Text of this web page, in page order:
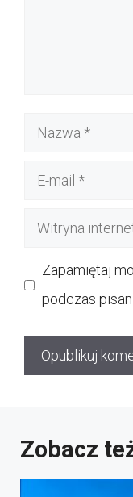
Nazwa
Witryna
Zapamiętaj
podczas
Zobacz